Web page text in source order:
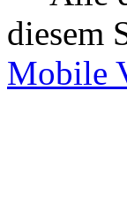
diesem
Mobile